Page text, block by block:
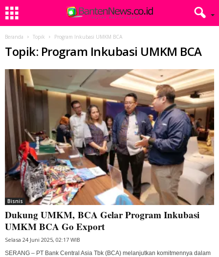
Beranda Topik Program Inkubasi UMKM BCA
Topik: Program Inkubasi UMKM BCA
Bisnis
Dukung UMKM, BCA Gelar Program Inkubasi
UMKM BCA Go Export
Selasa 24 Juni 2025, 02:17 WIB
SERANG – PT Bank Central Asia Tbk (BCA) melanjutkan komitmennya dalam